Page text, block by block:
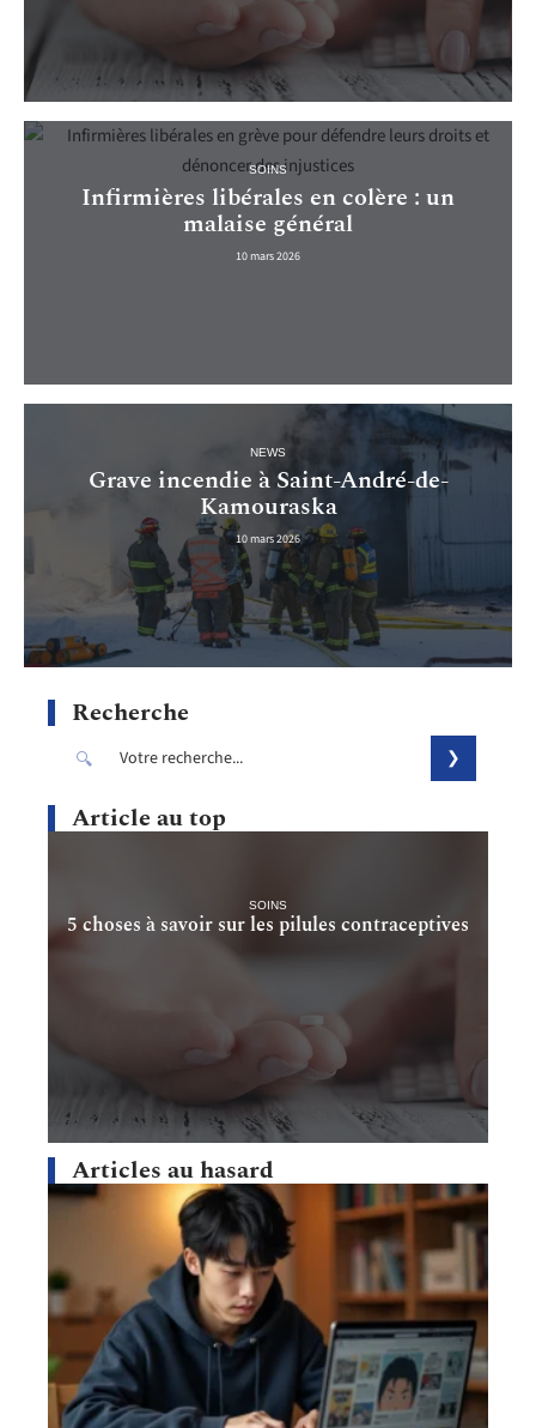
SOINS
Infirmières libérales en colère : un
malaise général
10 mars 2026
NEWS
Grave incendie à Saint-André-de-
Kamouraska
10 mars 2026
Recherche
Article au top
SOINS
5 choses à savoir sur les pilules contraceptives
Articles au hasard